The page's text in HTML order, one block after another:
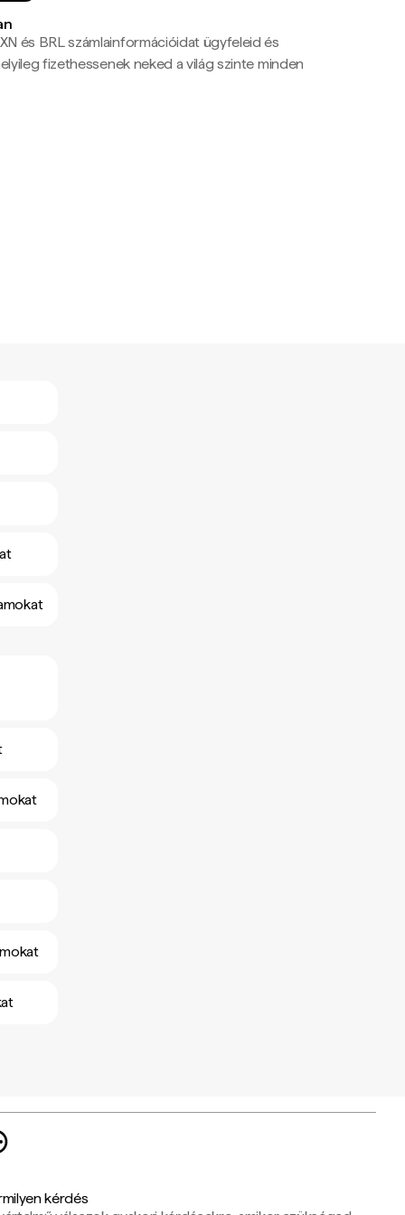
és BRL számlainformációidat ügyfeleid és
fizethessenek neked a világ szinte minden
kérdés